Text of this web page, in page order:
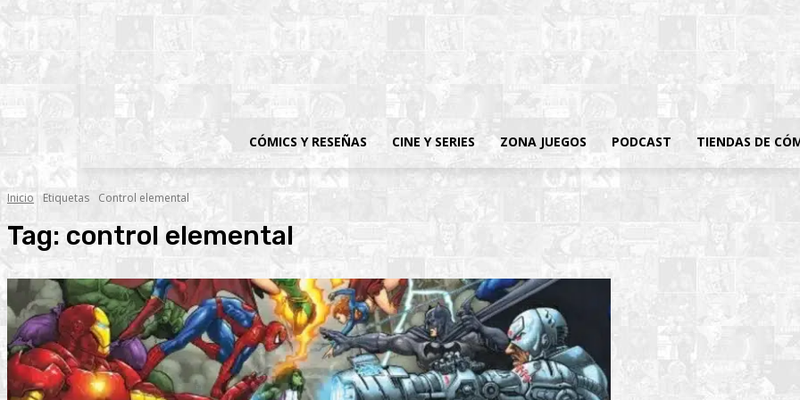
CÓMICS Y RESEÑAS CINE Y SERIES ZONA JUEGOS PODCAST TIENDAS DE
Inicio Etiquetas Control elemental
Tag: control elemental